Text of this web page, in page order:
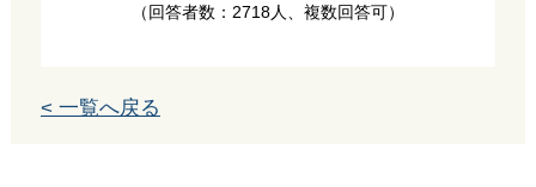
（回答者数：2718人、複数回答可）
< 一覧へ戻る